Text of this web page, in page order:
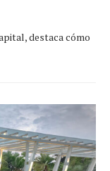
destaca cómo